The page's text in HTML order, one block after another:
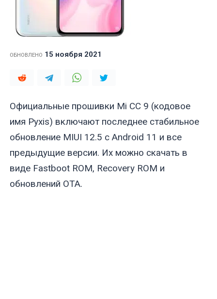
ОБНОВЛЕНО 15 ноября 2021
Официальные прошивки Mi CC 9 (кодовое
имя Pyxis) включают последнее стабильное
обновление MIUI 12.5 с Android 11 и все
предыдущие версии. Их можно скачать в
виде Fastboot ROM, Recovery ROM и
обновлений OTA.